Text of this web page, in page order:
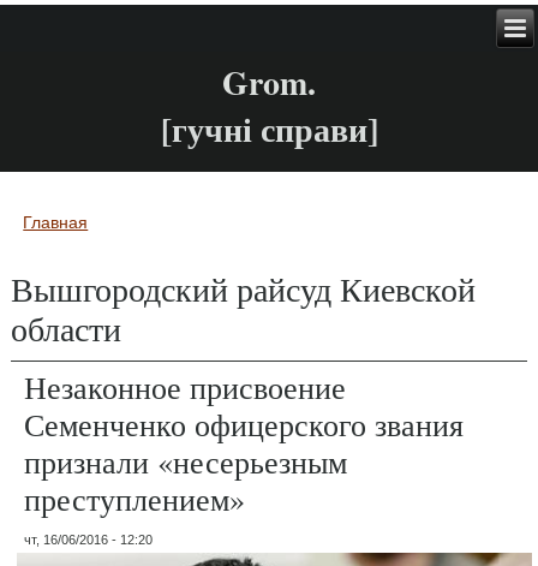
Grom.
[гучні справи]
Вы здесь
Главная
Вышгородский райсуд Киевской
области
Незаконное присвоение
Семенченко офицерского звания
признали «несерьезным
преступлением»
чт, 16/06/2016 - 12:20